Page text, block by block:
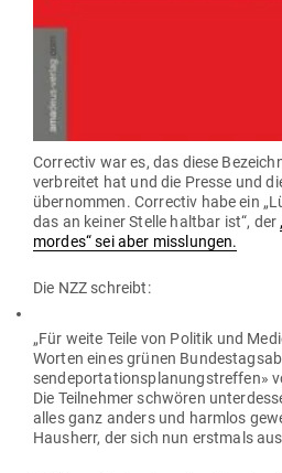
Cor­rectiv war es, das diese
ver­breitet hat und die Presse und
über­nommen. Cor­rectiv habe ein
das an keiner Stelle haltbar ist“, der
mordes“ sei aber misslungen.
Die NZZ schreibt:
„Für weite Teile von Politik und
Worten eines grünen
sen­de­por­ta­ti­ons­pla­nungs­treffen»
Die Teil­nehmer schwören
alles ganz anders und harmlos
Hausherr, der sich nun erstmals